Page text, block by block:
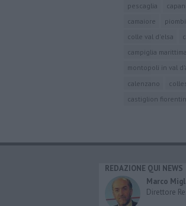
pescaglia
camaiore
colle val d'elsa
campiglia marittima
montopoli in val
calenzano
castiglion
REDAZIONE QUI NEWS
Marco
Direttore